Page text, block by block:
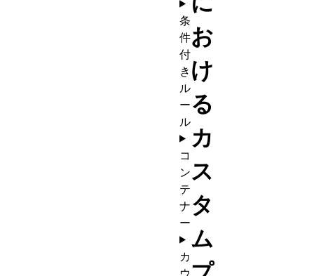
お
け
る
カ
ス
タ
ム
条
件
付
き
ル
ー
ル
コ
ン
テ
ナ
ー
カ
ウ